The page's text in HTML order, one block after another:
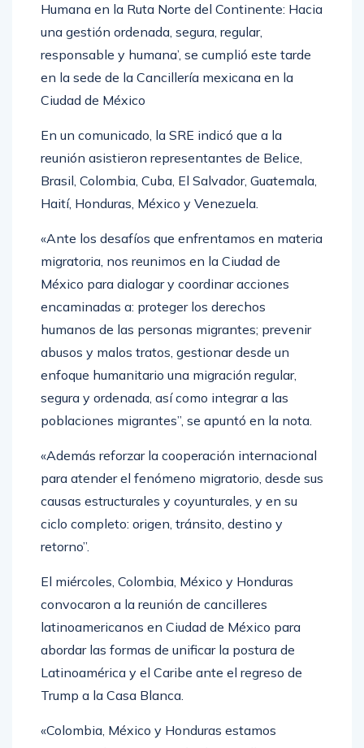
Humana en la Ruta Norte del Continente: Hacia
una gestión ordenada, segura, regular,
responsable y humana’, se cumplió este tarde
en la sede de la Cancillería mexicana en la
Ciudad de México
En un comunicado, la SRE indicó que a la
reunión asistieron representantes de Belice,
Brasil, Colombia, Cuba, El Salvador, Guatemala,
Haití, Honduras, México y Venezuela.
«Ante los desafíos que enfrentamos en materia
migratoria, nos reunimos en la Ciudad de
México para dialogar y coordinar acciones
encaminadas a: proteger los derechos
humanos de las personas migrantes; prevenir
abusos y malos tratos, gestionar desde un
enfoque humanitario una migración regular,
segura y ordenada, así como integrar a las
poblaciones migrantes”, se apuntó en la nota.
«Además reforzar la cooperación internacional
para atender el fenómeno migratorio, desde sus
causas estructurales y coyunturales, y en su
ciclo completo: origen, tránsito, destino y
retorno”.
El miércoles, Colombia, México y Honduras
convocaron a la reunión de cancilleres
latinoamericanos en Ciudad de México para
abordar las formas de unificar la postura de
Latinoamérica y el Caribe ante el regreso de
Trump a la Casa Blanca.
«Colombia, México y Honduras estamos